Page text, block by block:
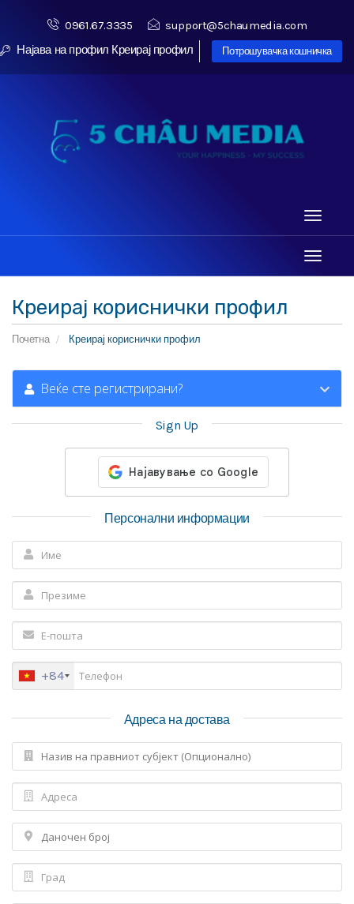
0961.67.3335
support@5chaumedia.com
Најава на профил Креирај профил Потрошувачка кошничка
Toggle
Toggle
Креирај кориснички профил
Почетна Креирај кориснички профил
Веќе сте регистрирани?
Sign Up
Персонални информации
+84
Адреса на достава